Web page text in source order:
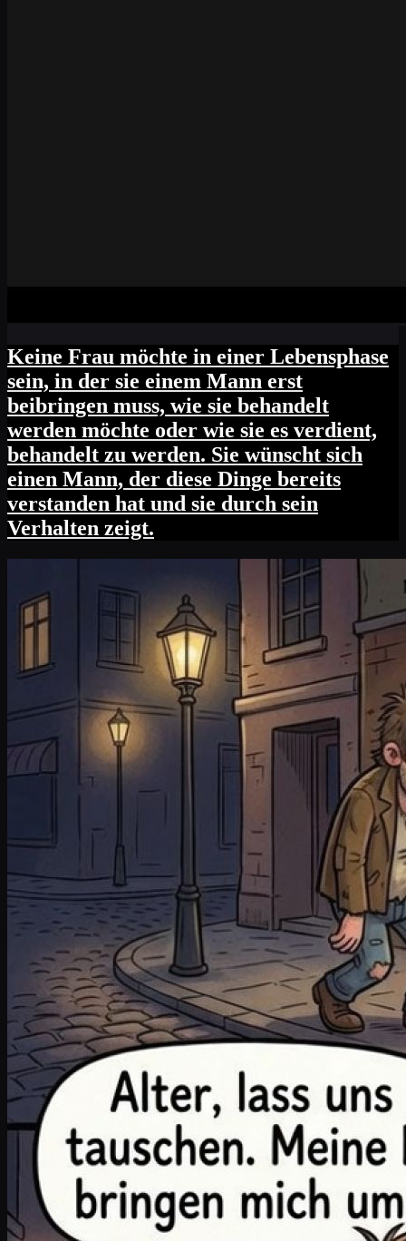
Keine Frau möchte in einer Lebensphase
sein, in der sie einem Mann erst
beibringen muss, wie sie behandelt
werden möchte oder wie sie es verdient,
behandelt zu werden. Sie wünscht sich
einen Mann, der diese Dinge bereits
verstanden hat und sie durch sein
Verhalten zeigt.